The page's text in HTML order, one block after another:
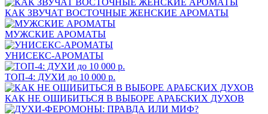
КАК ЗВУЧАТ ВОСТОЧНЫЕ ЖЕНСКИЕ АРОМАТЫ
МУЖСКИЕ АРОМАТЫ
УНИСЕКС-АРОМАТЫ
ТОП-4: ДУХИ до 10 000 р.
КАК НЕ ОШИБИТЬСЯ В ВЫБОРЕ АРАБСКИХ ДУХОВ